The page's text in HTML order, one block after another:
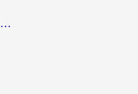
海外玩坦克世界总卡顿？海外坦克世界加速器有哪些？实测好用的选择在这里